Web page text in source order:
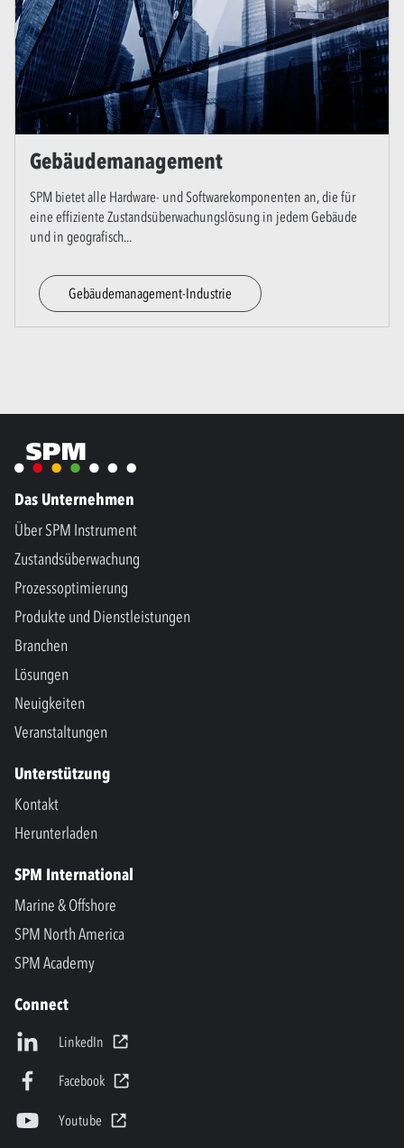
Gebäudemanagement
SPM bietet alle Hardware- und Softwarekomponenten an, die für
eine effiziente Zustandsüberwachungslösung in jedem Gebäude
und in geografisch...
Gebäudemanagement-Industrie
Das Unternehmen
Über SPM Instrument
Zustandsüberwachung
Prozessoptimierung
Produkte und Dienstleistungen
Branchen
Lösungen
Neuigkeiten
Veranstaltungen
Unterstützung
Kontakt
Herunterladen
SPM International
Marine & Offshore
SPM North America
SPM Academy
Connect
LinkedIn
Facebook
Youtube